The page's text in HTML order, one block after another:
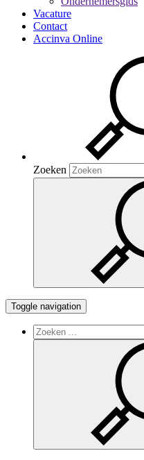
Vacature
Contact
Accinva Online
Zoeken
Toggle navigation